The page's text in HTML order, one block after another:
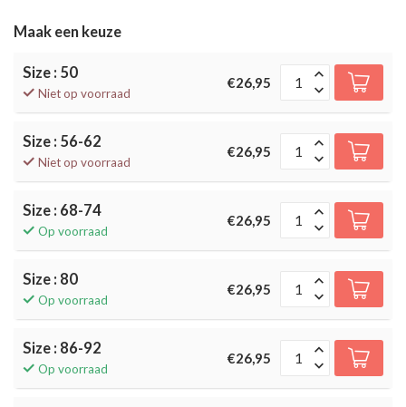
Maak een keuze
Size : 50
Niet op voorraad
€26,95
Size : 56-62
Niet op voorraad
€26,95
Size : 68-74
Op voorraad
€26,95
Size : 80
Op voorraad
€26,95
Size : 86-92
Op voorraad
€26,95